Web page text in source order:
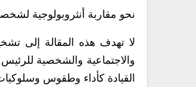
نحو مقاربة أنثروبولوجية
لا تهدف هذه المقالة إلى
والاجتماعية والشخصية
القيادة كأداء وطقوس